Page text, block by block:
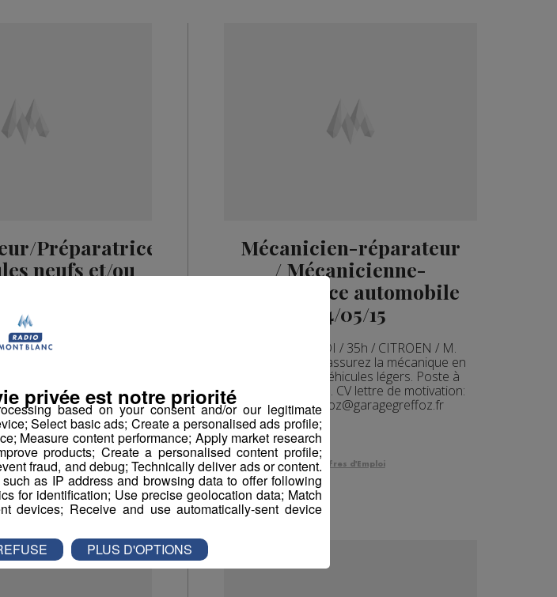
Préparatrice
neufs et/ou
/ 35h / GARAGE SAINT-
MURIELLE GRANGIEN
de la remise en état
- Des compétences en
seront appréciées -
suite - CV et lettre de
d'Emploi
Mécanicien-réparateur
/ Mécanicienne-
réparatrice automobile
14/05/15
Sallanches / CDI / 35h / CITROEN / M.
GREFFOZ Vous assurez la mécanique en
réparation de véhicules légers. Poste à
pourvoir de suite. CV lettre de motivation:
citroen-greffoz@garagegreffoz.fr
Offres d'Emploi
based on your consent and/or our legitimate
Select basic ads; Create a personalised ads profile;
Measure content performance; Apply market research
products; Create a personalised content profile;
fraud, and debug; Technically deliver ads or content.
as IP address and browsing data to offer following
for identification; Use precise geolocation data; Match
devices; Receive and use automatically-sent device
privée est notre priorité
PLUS D'OPTIONS